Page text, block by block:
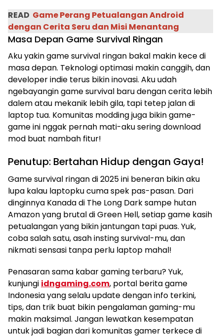
READ Game Perang Petualangan Android
dengan Cerita Seru dan Misi Menantang
Masa Depan Game Survival Ringan
Aku yakin game survival ringan bakal makin kece di
masa depan. Teknologi optimasi makin canggih, dan
developer indie terus bikin inovasi. Aku udah
ngebayangin game survival baru dengan cerita lebih
dalem atau mekanik lebih gila, tapi tetep jalan di
laptop tua. Komunitas modding juga bikin game-
game ini nggak pernah mati-aku sering download
mod buat nambah fitur!
Penutup: Bertahan Hidup dengan Gaya!
Game survival ringan di 2025 ini beneran bikin aku
lupa kalau laptopku cuma spek pas-pasan. Dari
dinginnya Kanada di The Long Dark sampe hutan
Amazon yang brutal di Green Hell, setiap game kasih
petualangan yang bikin jantungan tapi puas. Yuk,
coba salah satu, asah insting survival-mu, dan
nikmati sensasi tanpa perlu laptop mahal!
Penasaran sama kabar gaming terbaru? Yuk,
kunjungi idngaming.com, portal berita game
Indonesia yang selalu update dengan info terkini,
tips, dan trik buat bikin pengalaman gaming-mu
makin maksimal. Jangan lewatkan kesempatan
untuk jadi bagian dari komunitas gamer terkece di